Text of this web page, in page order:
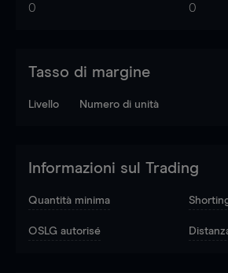
0 0
Tasso di margine
Livello Numero di unità
Informazioni sul Trading
Quantità minima
OSLG autorisé